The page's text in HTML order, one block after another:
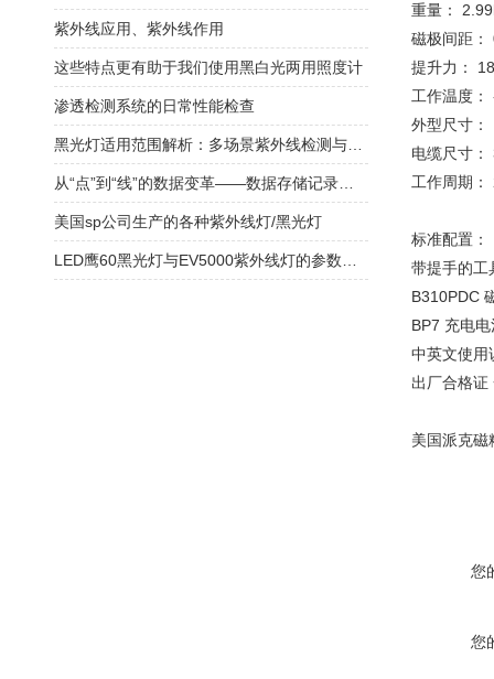
重量：
磁极间距：
提升力：
工作温度：
外型尺寸：
电缆尺寸：
工作周期：
标准配置：
带提手的工
B310PDC
BP7 充电
中英文使用
出厂合格证
美国派克磁
您
您
紫外线应用、紫外线作用
这些特点更有助于我们使用黑白光两用照度计
渗透检测系统的日常性能检查
美国sp公司生产的各种紫外线灯/黑光灯